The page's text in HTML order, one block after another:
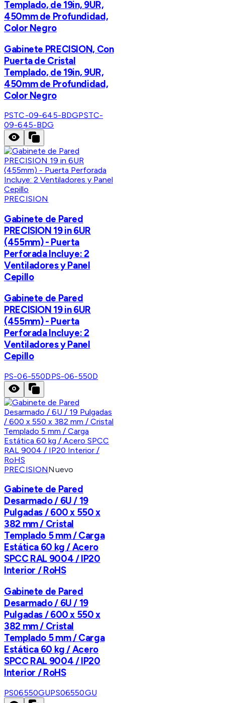
Templado, de 19in, 9UR,
450mm de Profundidad,
Color Negro
Gabinete PRECISION, Con
Puerta de Cristal
Templado, de 19in, 9UR,
450mm de Profundidad,
Color Negro
PSTC-09-645-BDGPSTC-
09-645-BDG
PRECISION
Gabinete de Pared
PRECISION 19 in 6UR
(455mm) - Puerta
Perforada Incluye: 2
Ventiladores y Panel
Cepillo
Gabinete de Pared
PRECISION 19 in 6UR
(455mm) - Puerta
Perforada Incluye: 2
Ventiladores y Panel
Cepillo
PS-06-550DPS-06-550D
PRECISIONNuevo
Gabinete de Pared
Desarmado / 6U / 19
Pulgadas / 600 x 550 x
382 mm / Cristal
Templado 5 mm / Carga
Estática 60 kg / Acero
SPCC RAL 9004 / IP20
Interior / RoHS
Gabinete de Pared
Desarmado / 6U / 19
Pulgadas / 600 x 550 x
382 mm / Cristal
Templado 5 mm / Carga
Estática 60 kg / Acero
SPCC RAL 9004 / IP20
Interior / RoHS
PS06550GUPS06550GU